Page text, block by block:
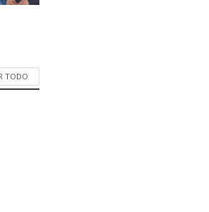
TODO